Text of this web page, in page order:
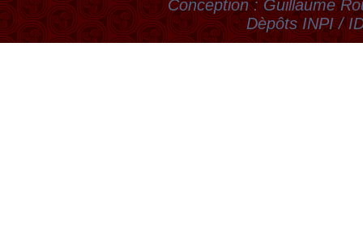
Conception : Guillaume
Dèpôts INPI /